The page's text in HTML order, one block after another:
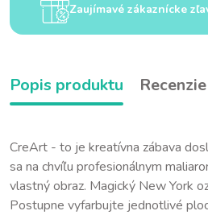
Zaujímavé zákaznícke
Popis produktu Recenzie
CreArt - to je kreatívna zábava
sa na chvíľu profesionálnym
vlastný obraz. Magický New York
Postupne vyfarbujte jednotlivé